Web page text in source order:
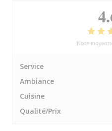
Note
Service
Ambiance
Cuisine
Qualité/Prix